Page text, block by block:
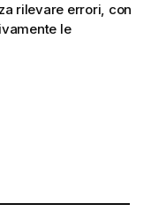
rilevare errori, con
le